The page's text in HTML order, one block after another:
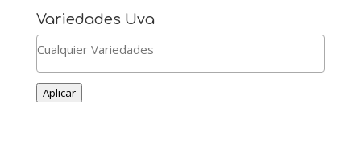
Variedades Uva
Aplicar